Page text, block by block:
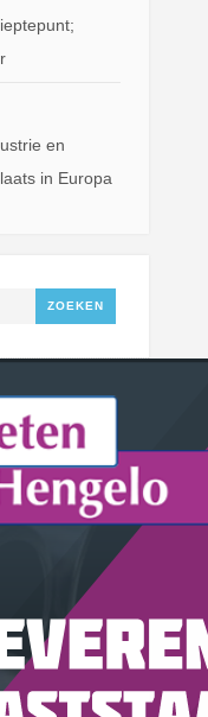
en
in Europa